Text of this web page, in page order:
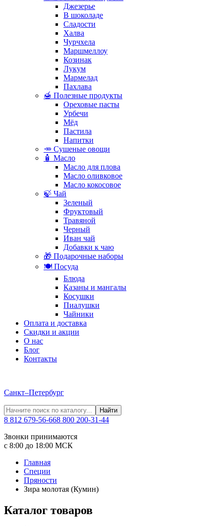
Джезерье
В шоколаде
Сладости
Халва
Чурчхела
Маршмеллоу
Козинак
Лукум
Мармелад
Пахлава
🍯 Полезные продукты
Ореховые пасты
Урбечи
Мёд
Пастила
Напитки
🥕 Сушеные овощи
🧴 Масло
Масло для плова
Масло оливковое
Масло кокосовое
🍃 Чай
Зеленый
Фруктовый
Травяной
Черный
Иван чай
Добавки к чаю
🎁 Подарочные наборы
🍽️ Посуда
Блюда
Казаны и мангалы
Косушки
Пиалушки
Чайники
Оплата и доставка
Скидки и акции
О нас
Блог
Контакты
Санкт–Петербург
Найти
8 812 679-56-668 800 200-31-44
Звонки принимаются
с 8:00 до 18:00 МСК
Главная
Специи
Пряности
Зира молотая (Кумин)
Каталог товаров